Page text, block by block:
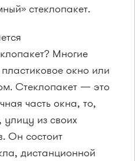
стеклопакет.
Многие
окно или
Стеклопакет — это
часть окна, то,
улицу из своих
Он состоит
дистанционной